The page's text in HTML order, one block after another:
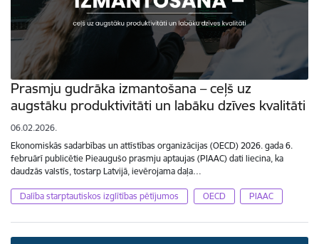
Prasmju gudrāka izmantošana – ceļš uz
augstāku produktivitāti un labāku dzīves kvalitāti
06.02.2026.
Ekonomiskās sadarbības un attīstības organizācijas (OECD) 2026. gada 6.
februārī publicētie Pieaugušo prasmju aptaujas (PIAAC) dati liecina, ka
daudzās valstīs, tostarp Latvijā, ievērojama daļa…
Dalība starptautiskos izglītības pētījumos OECD PIAAC